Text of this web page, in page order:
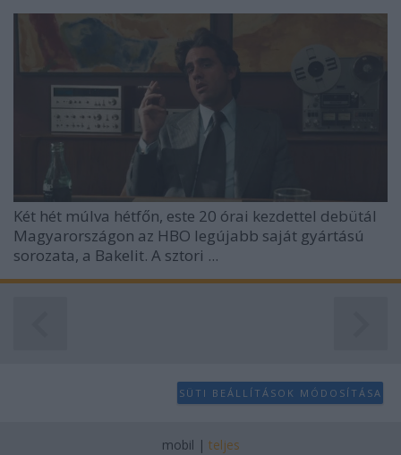
Két hét múlva hétfőn, este 20 órai kezdettel debütál
Magyarországon az HBO legújabb saját gyártású
sorozata, a Bakelit. A sztori ...
SÜTI BEÁLLÍTÁSOK MÓDOSÍTÁSA
mobil | teljes